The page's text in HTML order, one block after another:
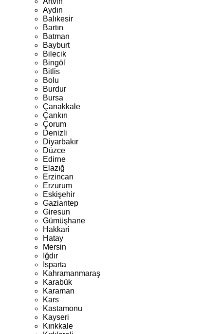
Aydın
Balıkesir
Bartın
Batman
Bayburt
Bilecik
Bingöl
Bitlis
Bolu
Burdur
Bursa
Çanakkale
Çankırı
Çorum
Denizli
Diyarbakır
Düzce
Edirne
Elazığ
Erzincan
Erzurum
Eskişehir
Gaziantep
Giresun
Gümüşhane
Hakkari
Hatay
Mersin
Iğdır
Isparta
Kahramanmaraş
Karabük
Karaman
Kars
Kastamonu
Kayseri
Kırıkkale